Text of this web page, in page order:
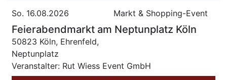
So. 16.08.2026 Markt & Shopping-Event
Feierabendmarkt am Neptunplatz Köln
50823 Köln, Ehrenfeld,
Neptunplatz
Veranstalter: Rut Wiess Event GmbH